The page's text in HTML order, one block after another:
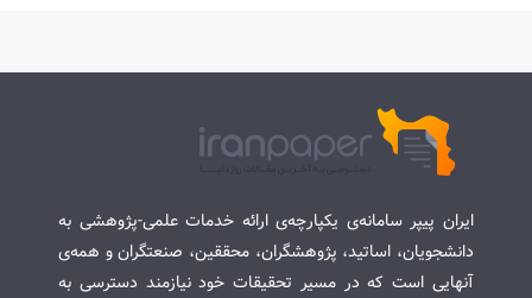
ایران پیپر سامانه‌ی یکپارچه‌ی ارائه خدمات علمی-پژوهشی به
دانشجویان، اساتید، پژوهشگران، محققین، صنعتگران و همه‌ی
آنهایی است که در مسیر تحقیقات خود نیازمند دسترسی به